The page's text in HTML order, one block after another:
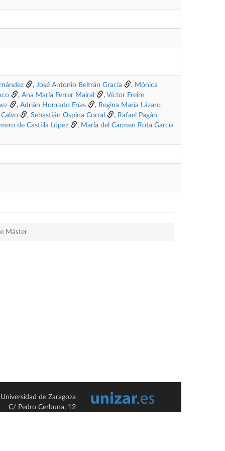
, José Antonio Beltrán Gracia , Mónica
, Ana María Ferrer Mairal , Víctor Freire
, Adrián Honrado Frías , Regina María Lázaro
, Sebastián Ospina Corral , Rafael Pagán
de Castilla López , María del Carmen Rota García
Máster
Universidad de Zaragoza
C/ Pedro Cerbuna, 12